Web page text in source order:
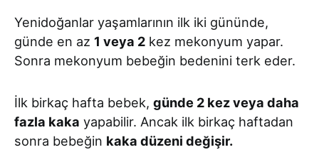
Yenidoğanlar yaşamlarının ilk iki gününde,
günde en az 1 veya 2 kez mekonyum yapar.
Sonra mekonyum bebeğin bedenini terk eder.
İlk birkaç hafta bebek, günde 2 kez veya daha
fazla kaka yapabilir. Ancak ilk birkaç haftadan
sonra bebeğin kaka düzeni değişir.